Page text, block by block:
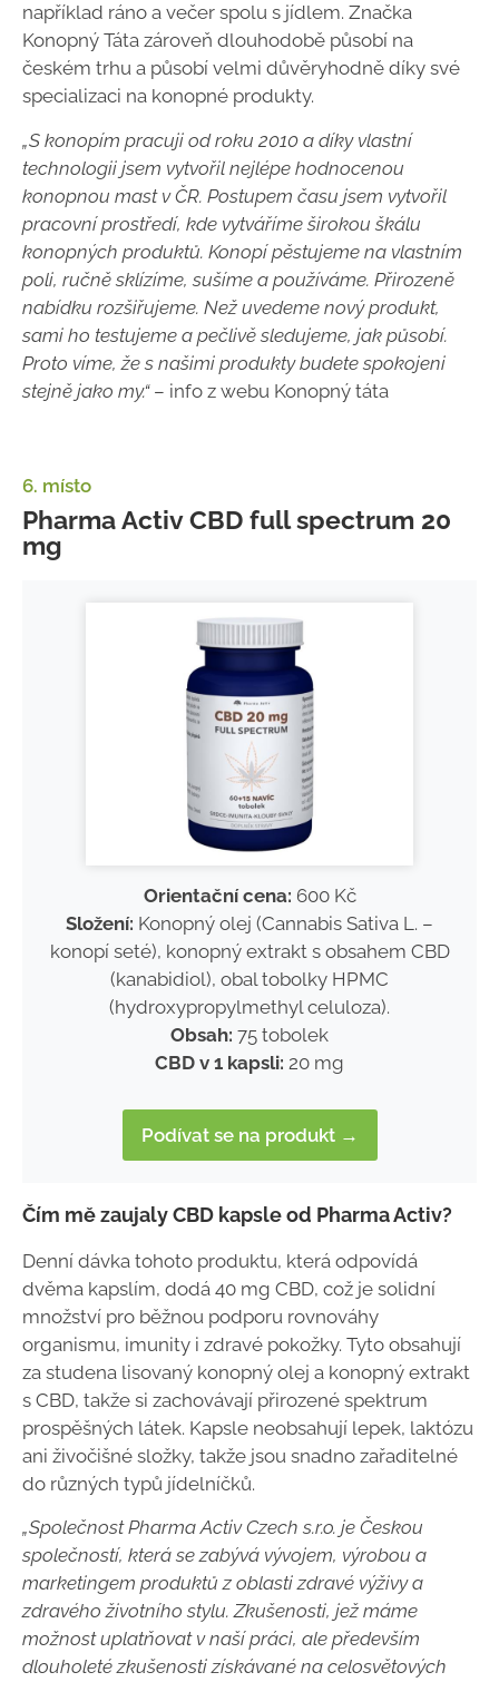
například ráno a večer spolu s jídlem. Značka
Konopný Táta zároveň dlouhodobě působí na
českém trhu a působí velmi důvěryhodně díky své
specializaci na konopné produkty.
„S konopím pracuji od roku 2010 a díky vlastní
technologii jsem vytvořil nejlépe hodnocenou
konopnou mast v ČR. Postupem času jsem vytvořil
pracovní prostředí, kde vytváříme širokou škálu
konopných produktů. Konopí pěstujeme na vlastním
poli, ručně sklízíme, sušíme a používáme. Přirozeně
nabídku rozšiřujeme. Než uvedeme nový produkt,
sami ho testujeme a pečlivě sledujeme, jak působí.
Proto víme, že s našimi produkty budete spokojeni
stejně jako my.“– info z webu Konopný táta
6. místo
Pharma Activ CBD full spectrum 20
mg
Orientační cena: 600 Kč
Složení: Konopný olej (Cannabis Sativa L. –
konopí seté), konopný extrakt s obsahem CBD
(kanabidiol), obal tobolky HPMC
(hydroxypropylmethyl celuloza).
Obsah: 75 tobolek
CBD v 1 kapsli: 20 mg
Podívat se na produkt →
Čím mě zaujaly CBD kapsle od Pharma Activ?
Denní dávka tohoto produktu, která odpovídá
dvěma kapslím, dodá 40 mg CBD, což je solidní
množství pro běžnou podporu rovnováhy
organismu, imunity i zdravé pokožky. Tyto obsahují
za studena lisovaný konopný olej a konopný extrakt
s CBD, takže si zachovávají přirozené spektrum
prospěšných látek. Kapsle neobsahují lepek, laktózu
ani živočišné složky, takže jsou snadno zařaditelné
do různých typů jídelníčků.
„Společnost Pharma Activ Czech s.r.o. je Českou
společností, která se zabývá vývojem, výrobou a
marketingem produktů z oblasti zdravé výživy a
zdravého životního stylu. Zkušenosti, jež máme
možnost uplatňovat v naší práci, ale především
dlouholeté zkušenosti získávané na celosvětových